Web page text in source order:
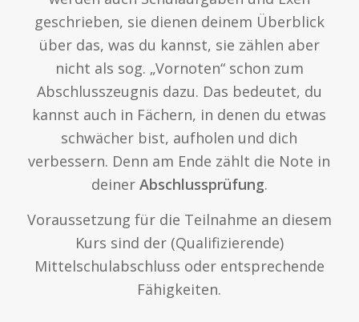
geschrieben, sie dienen deinem Überblick
über das, was du kannst, sie zählen aber
nicht als sog. „Vornoten“ schon zum
Abschlusszeugnis dazu. Das bedeutet, du
kannst auch in Fächern, in denen du etwas
schwächer bist, aufholen und dich
verbessern. Denn am Ende zählt die Note in
deiner Abschlussprüfung.
Voraussetzung für die Teilnahme an diesem
Kurs sind der (Qualifizierende)
Mittelschulabschluss oder entsprechende
Fähigkeiten.